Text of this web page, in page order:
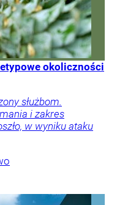
okoliczności
służbom.
i zakres
w wyniku ataku